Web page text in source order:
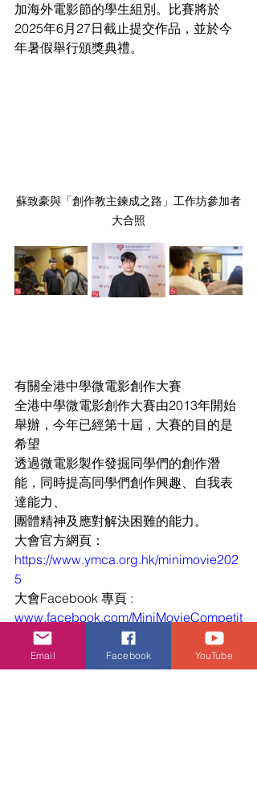
加海外電影節的學生組別。比賽將於
2025年6月27日截止提交作品，並於今
年暑假舉行頒獎典禮。
蘇致豪與「創作教主鍊成之路」工作坊參加者
大合照
有關全港中學微電影創作大賽
全港中學微電影創作大賽由2013年開始
舉辦，今年已經第十屆，大賽的目的是
希望
透過微電影製作發掘同學們的創作潛
能，同時提高同學們創作興趣、自我表
達能力、
團體精神及應對解決困難的能力。
大會官方網頁：
https://www.ymca.org.hk/minimovie202
5
大會Facebook 專頁 :
www.facebook.com/MiniMovieCompetit
大會Instagram 專頁 ：
www.instagram.com/minimovie_compe
Email Facebook YouTube